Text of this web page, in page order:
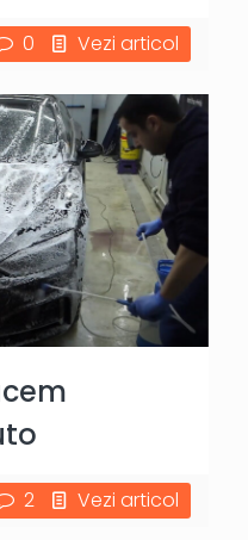
0 Vezi articol
2 Vezi articol